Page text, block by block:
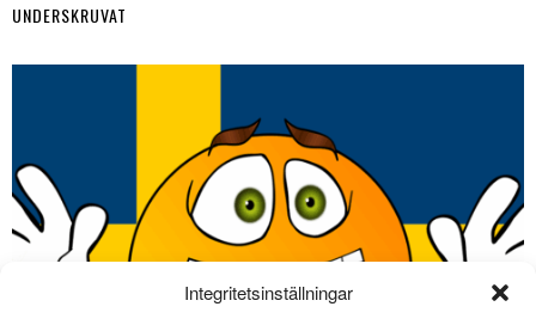
Integritetsinställningar
UNDERSKRUVAT